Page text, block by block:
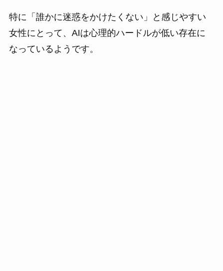
特に「誰かに迷惑をかけたくない」と感じやすい
女性にとって、AIは心理的ハードルが低い存在に
なっているようです。